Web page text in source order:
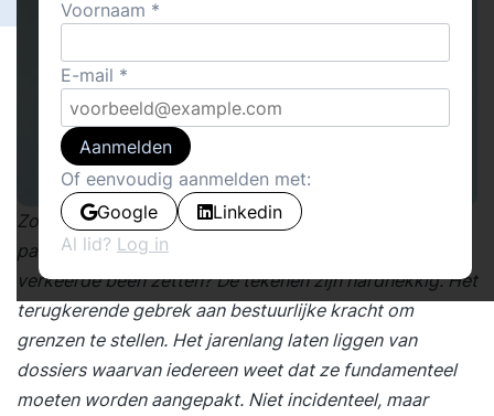
Zou het kunnen dat bestuurders gevangen zitten in een
patroon van gedragscodes die hen voortdurend op het
verkeerde been zetten? De tekenen zijn hardnekkig. Het
terugkerende gebrek aan bestuurlijke kracht om
grenzen te stellen. Het jarenlang laten liggen van
dossiers waarvan iedereen weet dat ze fundamenteel
moeten worden aangepakt. Niet incidenteel, maar
Voornaam
E-mail
Aanmelden
Of eenvoudig aanmelden met:
Google
Linkedin
Al lid? Log in